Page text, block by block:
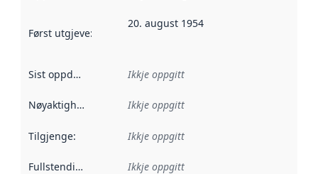
Først utgjeve: Denne datoen seier når dataa i dette
20. august 1954
Sist oppdatert Ikkje oppgitt
Nøyaktigheit Ikkje oppgitt
Tilgjenge: Ikkje oppgitt
Fullstendigheit Ikkje oppgitt